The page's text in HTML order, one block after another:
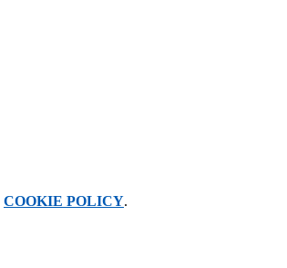
COOKIE POLICY.